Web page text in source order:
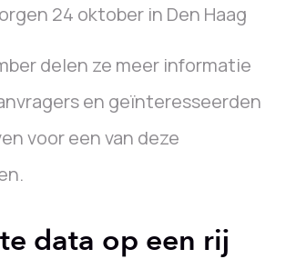
24 oktober in Den Haag
delen ze meer informatie
en geïnteresseerden
voor een van deze
data op een rij